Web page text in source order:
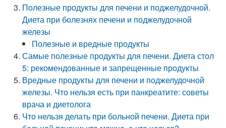
Полезные продукты для печени и поджелудочной.
Диета при болезнях печени и поджелудочной
железы
Полезные и вредные продукты
Самые полезные продукты для печени. Диета стол
5: рекомендованные и запрещенные продукты
Вредные продукты для печени и поджелудочной
железы. Что нельзя есть при панкреатите: советы
врача и диетолога
Что нельзя делать при больной печени. Диета при